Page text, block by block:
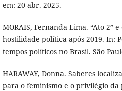
em: 20 abr. 2025.
MORAIS, Fernanda Lima. “Ato 2”
hostilidade política após 2019. In:
tempos políticos no Brasil. São
HARAWAY, Donna. Saberes
para o feminismo e o privilégio